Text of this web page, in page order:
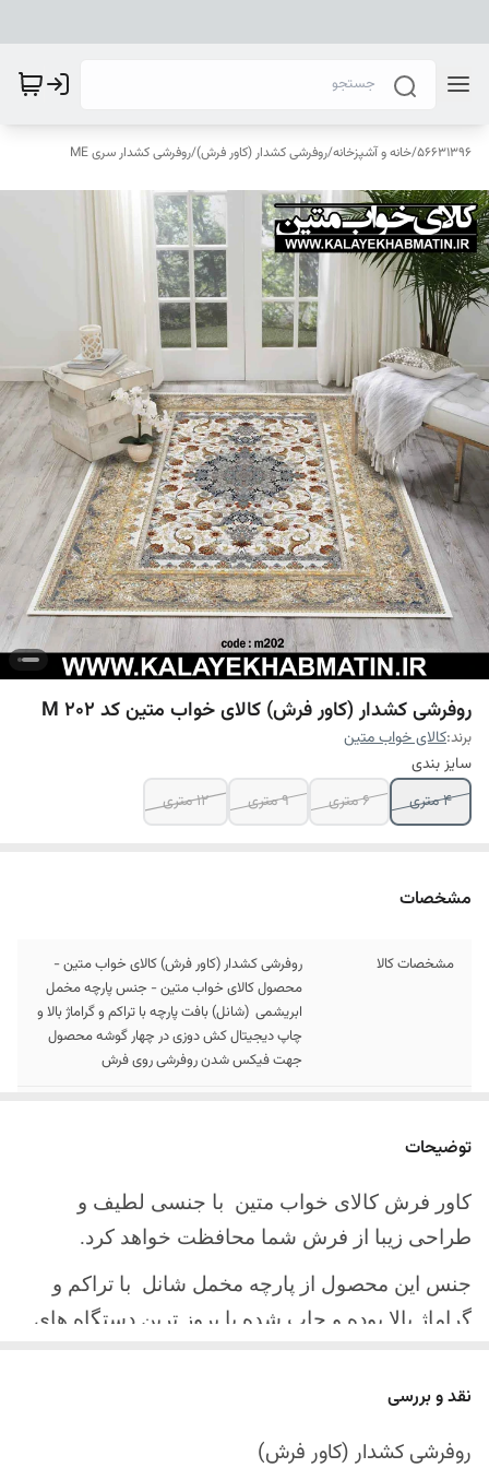
56631396
/خانه و آشپزخانه/روفرشی کشدار (کاور فرش)/روفرشی کشدار سری ME
روفرشی کشدار (کاور فرش) کالای خواب متین کد M 202
برند:کالای خواب متین
سایز بندی
4 متری
6 متری 9 متری 12 متری
مشخصات
مشخصات کالا
روفرشی کشدار (کاور فرش) کالای خواب متین -
محصول کالای خواب متین - جنس پارچه مخمل
ابریشمی (شانل) بافت پارچه با تراکم و گراماژ بالا و
چاپ دیجیتال کش دوزی در چهار گوشه محصول
جهت فیکس شدن روفرشی روی فرش
ارسال کالا
آینده
توضیحات
کاور فرش کالای خواب متین با جنسی لطیف و
طراحی زیبا از فرش شما محافظت خواهد کرد.
جنس این محصول از پارچه مخمل شانل با تراکم و
گراماژ بالا بوده و چاپ شده با بروز ترین دستگاه های
چهار گوشه این محصول با کش باکیفیت دوخته‌شده
نقد و بررسی
روفرشی کشدار (کاور فرش)